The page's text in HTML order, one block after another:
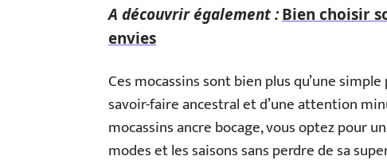
A découvrir également :Bien choisir
envies
Ces mocassins sont bien plus qu’une
savoir-faire ancestral et d’une attention
mocassins ancre bocage, vous optez pour
modes et les saisons sans perdre de sa